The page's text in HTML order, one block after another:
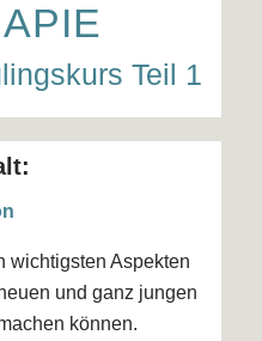
Teil 1
wichtigsten Aspekten
und ganz jungen
können.